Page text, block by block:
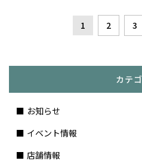
1 2 3
カテ
お知らせ
イベント情報
店舗情報